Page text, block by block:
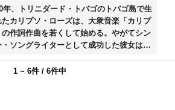
年、トリニダード・トバゴのトバゴ島で生
たカリプソ・ローズは、大衆音楽「カリプ
の作詞作曲を若くして始める。やがてシン
・ソングライターとして成功した彼女は、
ウェイラーズと全米ツアーで共演。2016年
1 ~ 6件 / 6件中